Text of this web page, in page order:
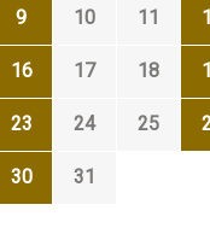
9 10 11
16 17 18
23 24 25
30
31